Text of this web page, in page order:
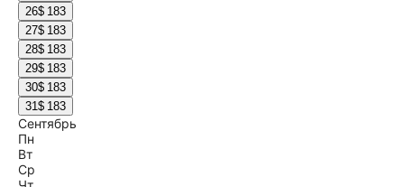
26$ 183
27$ 183
28$ 183
29$ 183
30$ 183
31$ 183
Сентябрь
Пн
Вт
Ср